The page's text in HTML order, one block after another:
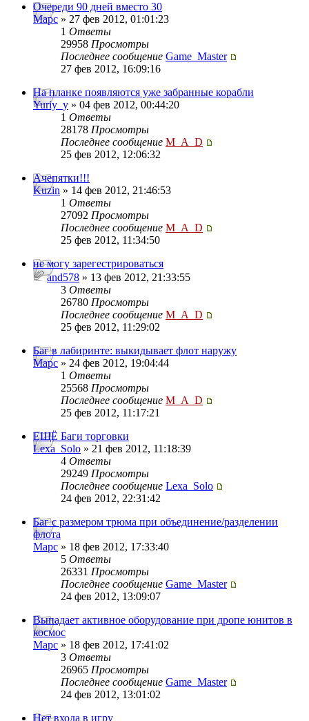
Очереди 90 дней вместо 30
Mapc » 27 фев 2012, 01:01:23
1 Ответы
29958 Просмотры
Последнее сообщение Game_Master
27 фев 2012, 16:09:16
На планке появляются уже забранные корабли
Yuriy_y » 04 фев 2012, 00:44:20
1 Ответы
28178 Просмотры
Последнее сообщение M_A_D
25 фев 2012, 12:06:32
Ачепятки!!!
Kuzin » 14 фев 2012, 21:46:53
1 Ответы
27092 Просмотры
Последнее сообщение M_A_D
25 фев 2012, 11:34:50
не могу зарегестрироваться
and578 » 13 фев 2012, 21:33:55
3 Ответы
26780 Просмотры
Последнее сообщение M_A_D
25 фев 2012, 11:29:02
Баг в лабиринте: выкидывает флот наружу
Mapc » 24 фев 2012, 19:04:44
1 Ответы
25568 Просмотры
Последнее сообщение M_A_D
25 фев 2012, 11:17:21
ЕЩЁ Баги торговки
Lexa_Solo » 21 фев 2012, 11:18:39
4 Ответы
29249 Просмотры
Последнее сообщение Lexa_Solo
24 фев 2012, 22:31:42
Баг с размером трюма при объединение/разделении
флота
Mapc » 18 фев 2012, 17:33:40
5 Ответы
26331 Просмотры
Последнее сообщение Game_Master
24 фев 2012, 13:09:07
Выпадает активное оборудование при дропе юнитов в
космос
Mapc » 18 фев 2012, 17:41:02
3 Ответы
26965 Просмотры
Последнее сообщение Game_Master
24 фев 2012, 13:01:02
Нет входа в игру